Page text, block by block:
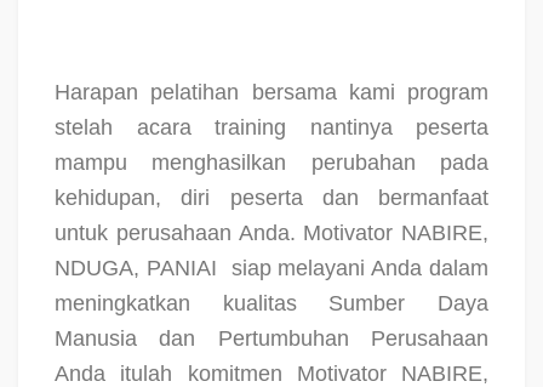
Harapan pelatihan bersama kami program
stelah acara training nantinya peserta
mampu menghasilkan perubahan pada
kehidupan, diri peserta dan bermanfaat
untuk perusahaan Anda. Motivator NABIRE,
NDUGA, PANIAI
siap melayani Anda dalam
meningkatkan kualitas Sumber Daya
Manusia dan Pertumbuhan Perusahaan
Anda itulah komitmen Motivator NABIRE,